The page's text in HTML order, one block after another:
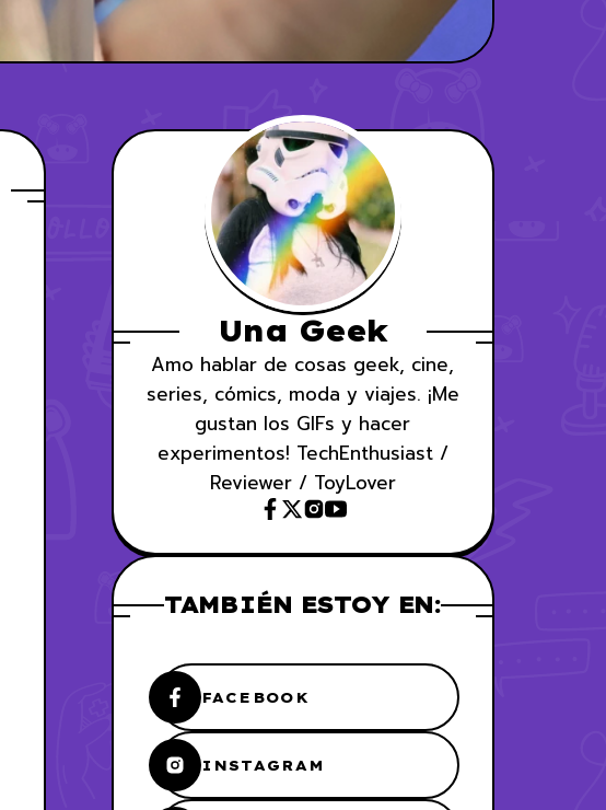
Una Geek
Amo hablar de cosas geek, cine,
series, cómics, moda y viajes. ¡Me
gustan los GIFs y hacer
experimentos! TechEnthusiast /
Reviewer / ToyLover
TAMBIÉN ESTOY EN:
FACEBOOK
INSTAGRAM